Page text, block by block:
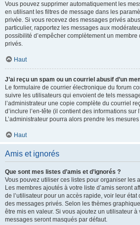
Vous pouvez supprimer automatiquement les
en utilisant les filtres de message dans les
privée. Si vous recevez des messages privés
particulier, rapportez les messages aux
possibilité d’empêcher complètement un membre
privés.
Haut
J’ai reçu un spam ou un courriel abusif d’un
Le formulaire de courrier électronique du forum
suivre les utilisateurs qui envoient de tels
l’administrateur une copie complète du courriel
d’inclure l’en-tête (il contient des informations sur
L’administrateur pourra alors prendre les
Haut
Amis et ignorés
Que sont mes listes d’amis et d’ignorés ?
Vous pouvez utiliser ces listes pour organiser les
Les membres ajoutés à votre liste d’amis seront
de l’utilisateur pour un accès rapide, voir leur
des messages privés. Selon les thèmes
être mis en valeur. Si vous ajoutez un utilisateur à
messages seront masqués par défaut.